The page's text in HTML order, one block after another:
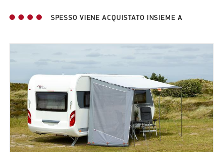
SPESSO VIENE ACQUISTATO INSIEME A